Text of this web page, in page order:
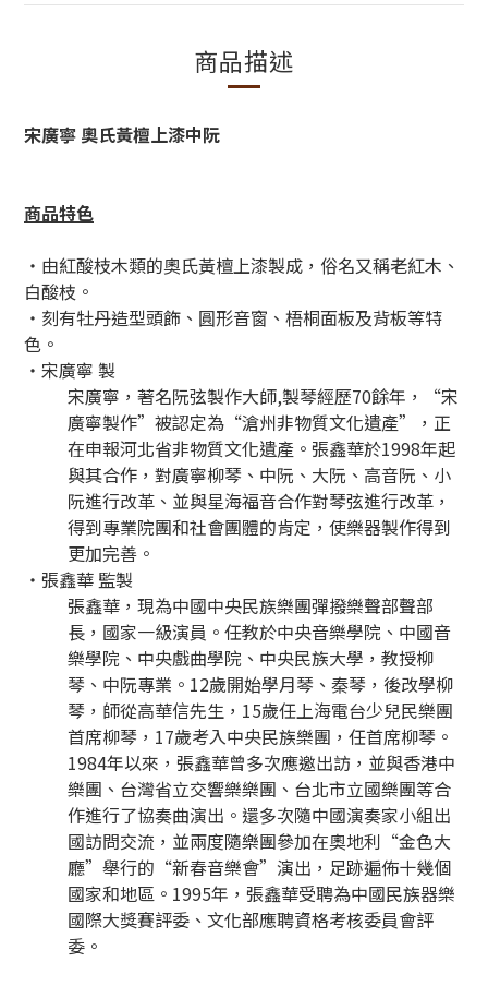
商品描述
宋廣寧 奧氏黃檀上漆中阮
商品特色
・由紅酸枝木類的奧氏黃檀上漆製成，俗名又稱老紅木、
白酸枝。
・刻有牡丹造型頭飾、圓形音窗、梧桐面板及背板等特
色。
・宋廣寧 製
宋廣寧，著名阮弦製作大師,製琴經歷70餘年，“宋
廣寧製作”被認定為“滄州非物質文化遺產”，正
在申報河北省非物質文化遺產。張鑫華於1998年起
與其合作，對廣寧柳琴、中阮、大阮、高音阮、小
阮進行改革、並與星海福音合作對琴弦進行改革，
得到專業院團和社會團體的肯定，使樂器製作得到
更加完善。
・張鑫華 監製
張鑫華，現為中國中央民族樂團彈撥樂聲部聲部
長，國家一級演員。任教於中央音樂學院、中國音
樂學院、中央戲曲學院、中央民族大學，教授柳
琴、中阮專業。12歲開始學月琴、秦琴，後改學柳
琴，師從高華信先生，15歲任上海電台少兒民樂團
首席柳琴，17歲考入中央民族樂團，任首席柳琴。
1984年以來，張鑫華曾多次應邀出訪，並與香港中
樂團、台灣省立交響樂樂團、台北市立國樂團等合
作進行了協奏曲演出。還多次隨中國演奏家小組出
國訪問交流，並兩度隨樂團參加在奧地利“金色大
廳”舉行的“新春音樂會”演出，足跡遍佈十幾個
國家和地區。1995年，張鑫華受聘為中國民族器樂
國際大獎賽評委、文化部應聘資格考核委員會評
委。